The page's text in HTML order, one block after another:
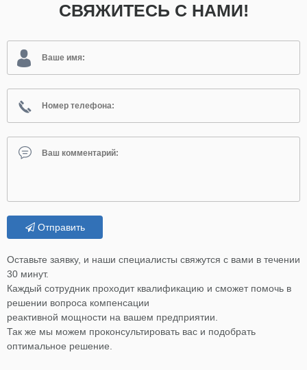
СВЯЖИТЕСЬ С НАМИ!
Отправить
Оставьте заявку, и наши специалисты свяжутся с вами в течении
30 минут.
Каждый сотрудник проходит квалификацию и сможет помочь в
решении вопроса компенсации
реактивной мощности на вашем предприятии.
Так же мы можем проконсультировать вас и подобрать
оптимальное решение.